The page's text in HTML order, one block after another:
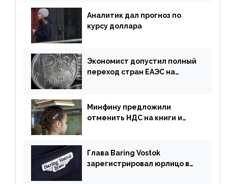
Аналитик дал прогноз по
курсу доллара
Экономист допустил полный
переход стран ЕАЭС на
Минфину предложили
отменить НДС на книги и
Глава Baring Vostok
зарегистрировал юрлицо в